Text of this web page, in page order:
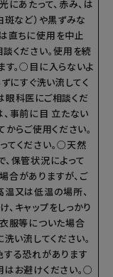
あたって、赤み、は
斑など）や黒ずみな
直ちに使用を中止
ください。使用を続
す。○目に入らないよ
にすぐ洗い流してく
眼科医にご相談くだ
事前に目 立たない
からご使用ください。
てください。○天然
保管状況によって
合がありますが、ご
又は低温の場所、
キャップをしっかり
服等についた場合
い流してください。
する恐れがあります
はお避けください。○